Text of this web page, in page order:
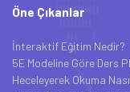
Öne Çıkanlar
İnteraktif Eğitim Nedir?
5E Modeline Göre Ders
Heceleyerek Okuma